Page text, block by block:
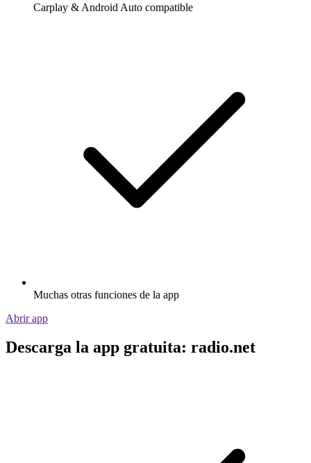
Carplay & Android Auto compatible
Muchas otras funciones de la app
Abrir app
Descarga la app gratuita: radio.net